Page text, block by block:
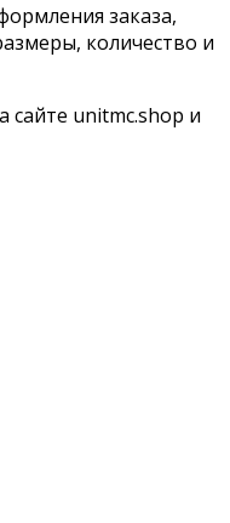
заказа,
количество и
сайте unitmc.shop и